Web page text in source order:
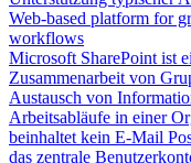
Web-based platform for
workflows
Microsoft SharePoint ist
Zusammenarbeit von
Austausch von
Arbeitsabläufe in einer
beinhaltet kein E-Mail
das zentrale